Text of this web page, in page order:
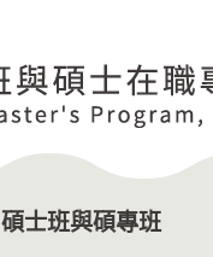
碩士班與碩專班